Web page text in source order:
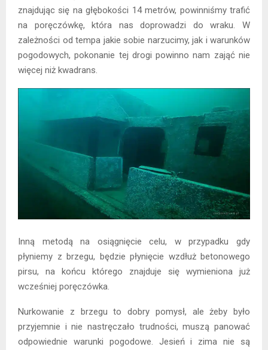
znajdując się na głębokości 14 metrów, powinniśmy trafić
na poręczówkę, która nas doprowadzi do wraku. W
zależności od tempa jakie sobie narzucimy, jak i warunków
pogodowych, pokonanie tej drogi powinno nam zająć nie
więcej niż kwadrans.
Inną metodą na osiągnięcie celu, w przypadku gdy
płyniemy z brzegu, będzie płynięcie wzdłuż betonowego
pirsu, na końcu którego znajduje się wymieniona już
wcześniej poręczówka.
Nurkowanie z brzegu to dobry pomysł, ale żeby było
przyjemnie i nie nastręczało trudności, muszą panować
odpowiednie warunki pogodowe. Jesień i zima nie są